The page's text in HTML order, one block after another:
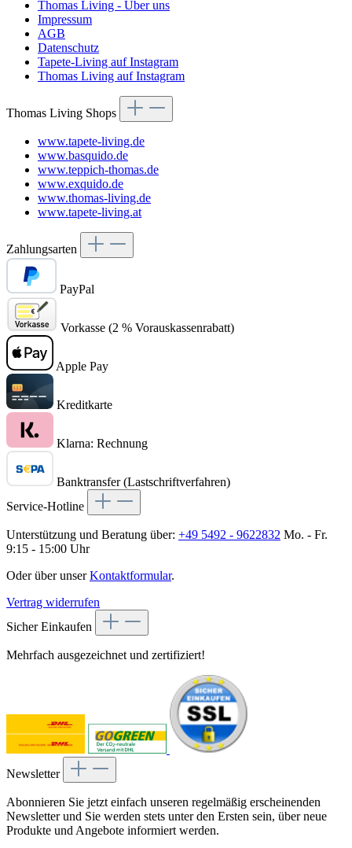
Thomas Living - Über uns
Impressum
AGB
Datenschutz
Tapete-Living auf Instagram
Thomas Living auf Instagram
Thomas Living Shops
www.tapete-living.de
www.basquido.de
www.teppich-thomas.de
www.exquido.de
www.thomas-living.de
www.tapete-living.at
Zahlungsarten
PayPal
Vorkasse (2 % Vorauskassenrabatt)
Apple Pay
Kreditkarte
Klarna: Rechnung
Banktransfer (Lastschriftverfahren)
Service-Hotline
Unterstützung und Beratung über: +49 5492 - 9622832 Mo. - Fr.
9:15 - 15:00 Uhr
Oder über unserKontaktformular.
Vertrag widerrufen
Sicher Einkaufen
Mehrfach ausgezeichnet und zertifiziert!
Newsletter
Abonnieren Sie jetzt einfach unseren regelmäßig erscheinenden
Newsletter und Sie werden stets unter den Ersten sein, über neue
Produkte und Angebote informiert werden.